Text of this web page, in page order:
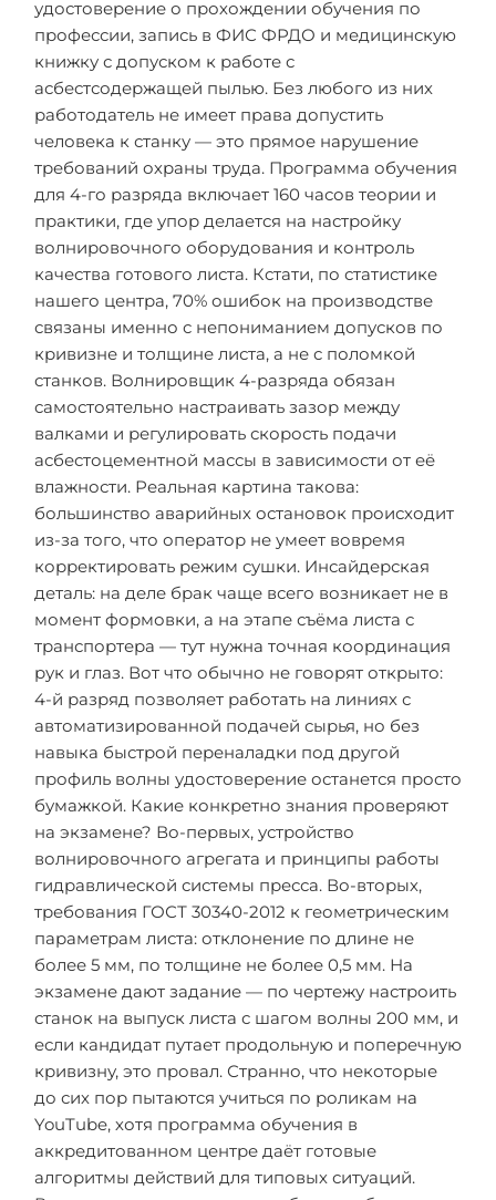
удостоверение о прохождении обучения по
профессии, запись в ФИС ФРДО и медицинскую
книжку с допуском к работе с
асбестсодержащей пылью. Без любого из них
работодатель не имеет права допустить
человека к станку — это прямое нарушение
требований охраны труда. Программа обучения
для 4-го разряда включает 160 часов теории и
практики, где упор делается на настройку
волнировочного оборудования и контроль
качества готового листа. Кстати, по статистике
нашего центра, 70% ошибок на производстве
связаны именно с непониманием допусков по
кривизне и толщине листа, а не с поломкой
станков. Волнировщик 4-разряда обязан
самостоятельно настраивать зазор между
валками и регулировать скорость подачи
асбестоцементной массы в зависимости от её
влажности. Реальная картина такова:
большинство аварийных остановок происходит
из-за того, что оператор не умеет вовремя
корректировать режим сушки. Инсайдерская
деталь: на деле брак чаще всего возникает не в
момент формовки, а на этапе съёма листа с
транспортера — тут нужна точная координация
рук и глаз. Вот что обычно не говорят открыто:
4-й разряд позволяет работать на линиях с
автоматизированной подачей сырья, но без
навыка быстрой переналадки под другой
профиль волны удостоверение останется просто
бумажкой. Какие конкретно знания проверяют
на экзамене? Во-первых, устройство
волнировочного агрегата и принципы работы
гидравлической системы пресса. Во-вторых,
требования ГОСТ 30340-2012 к геометрическим
параметрам листа: отклонение по длине не
более 5 мм, по толщине не более 0,5 мм. На
экзамене дают задание — по чертежу настроить
станок на выпуск листа с шагом волны 200 мм, и
если кандидат путает продольную и поперечную
кривизну, это провал. Странно, что некоторые
до сих пор пытаются учиться по роликам на
YouTube, хотя программа обучения в
аккредитованном центре даёт готовые
алгоритмы действий для типовых ситуаций.